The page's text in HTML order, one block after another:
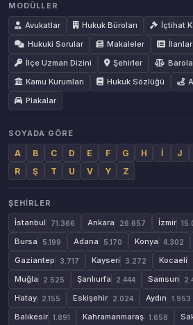
MODÜLLER
Avukatlar
Hukuk Büroları İçtihat
Hukuki Sorular
Makaleler İlanlar
İlçe Uzman Dizini
Şehirler
Kamu Kurumları
Hukuk Sözlüğü
Plakalar
SOYADA GÖRE
A B C D E F G H İ J
R
Ş T U V Y Z
ŞEHIRLER
İstanbul
71.366 Ankara 26.657 İzmir
Bursa 5.199 Adana 5.170 Konya 4.302
Gaziantep 3.717 Kayseri 3.272 Kocaeli
Muğla 2.525 Şanlıurfa 2.444 Samsun
Hatay 2.155 Eskişehir 2.024 Aydın 1.953
Balıkesir 1.891 Kahramanmaraş 1.658